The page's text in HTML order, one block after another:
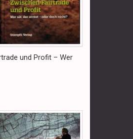
und Profit – Wer